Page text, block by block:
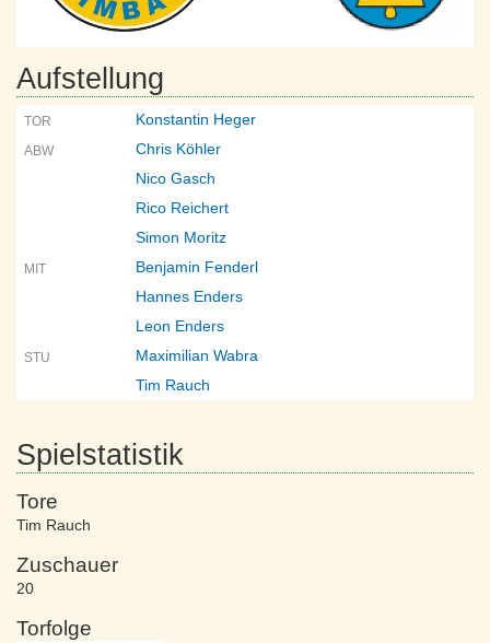
Aufstellung
TOR Konstantin Heger
ABW
Chris Köhler
Nico Gasch
Rico Reichert
Simon Moritz
MIT
Benjamin Fenderl
Hannes Enders
Leon Enders
STU
Maximilian Wabra
Tim Rauch
Spielstatistik
Tore
Tim Rauch
Zuschauer
20
Torfolge